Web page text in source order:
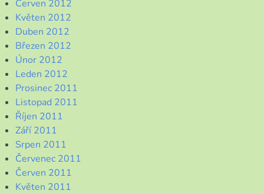
Červen 2012
Květen 2012
Duben 2012
Březen 2012
Únor 2012
Leden 2012
Prosinec 2011
Listopad 2011
Říjen 2011
Září 2011
Srpen 2011
Červenec 2011
Červen 2011
Květen 2011